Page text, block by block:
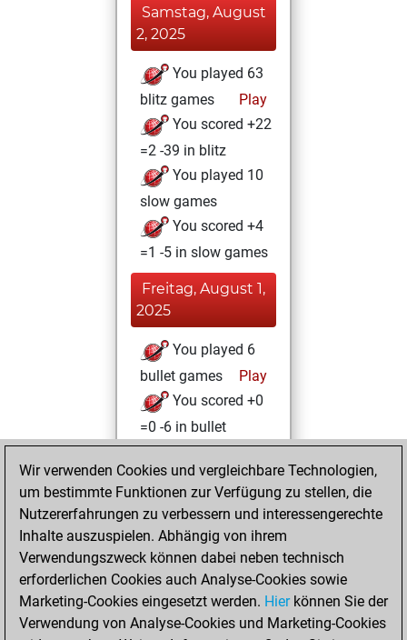
Samstag, August
2, 2025
You played 63
blitz games
Play
You scored +22
=2 -39 in blitz
You played 10
slow games
You scored +4
=1 -5 in slow games
Freitag, August 1,
2025
You played 6
bullet games
Play
You scored +0
=0 -6 in bullet
Dienstag, Juli 29,
2025
You won
against Fritz
Fritz
You achieved a
BeautyScore of 3
You achieved a
Wir verwenden Cookies und vergleichbare Technologien,
um bestimmte Funktionen zur Verfügung zu stellen, die
Nutzererfahrungen zu verbessern und interessengerechte
Inhalte auszuspielen. Abhängig von ihrem
Verwendungszweck können dabei neben technisch
erforderlichen Cookies auch Analyse-Cookies sowie
Marketing-Cookies eingesetzt werden. Hierkönnen Sie der
Verwendung von Analyse-Cookies und Marketing-Cookies